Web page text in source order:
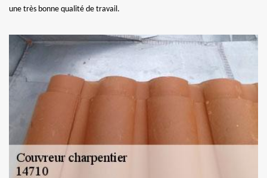
une très bonne qualité de travail.